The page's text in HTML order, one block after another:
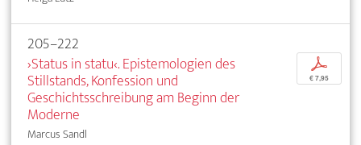
205–222
›Status in statu‹. Epistemologien des
Stillstands, Konfession und
Geschichtsschreibung am Beginn der
Moderne
Marcus Sandl
p
€ 7,95